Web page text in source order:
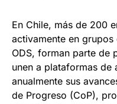
En Chile, más de 200
activamente en
ODS, forman parte de
unen a plataformas de
anualmente sus
de Progreso (CoP),